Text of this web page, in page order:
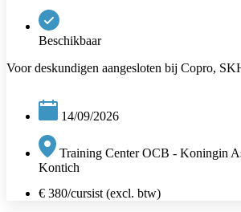
Beschikbaar
Voor deskundigen aangesloten bij Copro,
14/09/2026
Training Center OCB - Koningin
Kontich
€ 380/cursist (excl. btw)